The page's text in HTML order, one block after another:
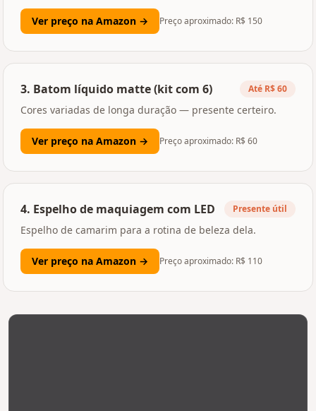
Ver preço na Amazon → Preço aproximado: R$ 150
3. Batom líquido matte (kit com 6) Até R$ 60
Cores variadas de longa duração — presente certeiro.
Ver preço na Amazon → Preço aproximado: R$ 60
4. Espelho de maquiagem com LED Presente útil
Espelho de camarim para a rotina de beleza dela.
Ver preço na Amazon → Preço aproximado: R$ 110